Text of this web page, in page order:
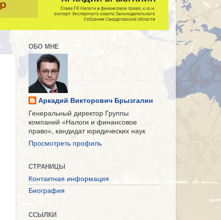
ОБО МНЕ
Аркадий Викторович Брызгалин
Генеральный директор Группы
компаний «Налоги и финансовое
право», кандидат юридических наук
Просмотреть профиль
СТРАНИЦЫ
Контактная информация
Биография
ССЫЛКИ